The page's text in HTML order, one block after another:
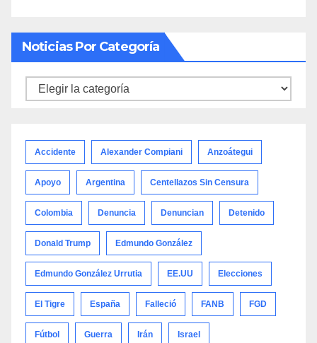
Noticias Por Categoría
Noticias
Accidente Alexander Compiani Anzoátegui
Apoyo Argentina Centellazos Sin Censura
Colombia Denuncia Denuncian Detenido
Donald Trump Edmundo González
Edmundo González Urrutia EE.UU Elecciones
El Tigre España Falleció FANB FGD
Fútbol Guerra Irán Israel